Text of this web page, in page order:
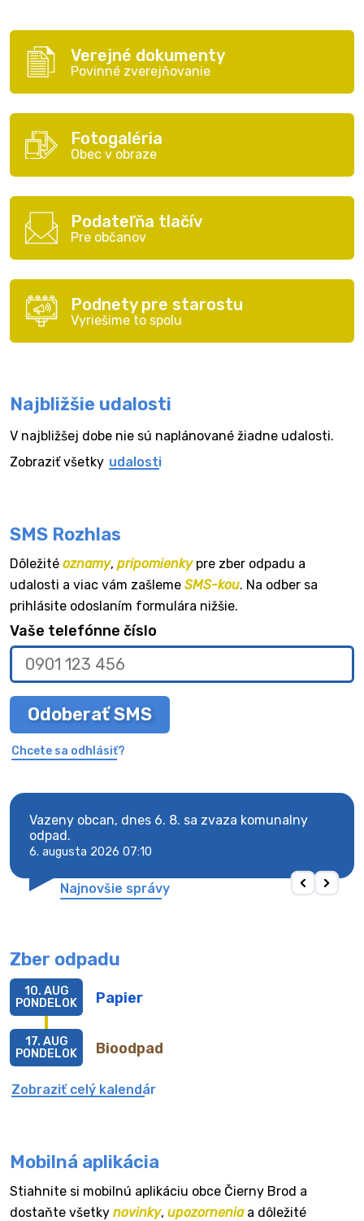
Verejné dokumenty
Povinné zverejňovanie
Fotogaléria
Obec v obraze
Podateľňa tlačív
Pre občanov
Podnety pre starostu
Vyriešime to spolu
Najbližšie udalosti
V najbližšej dobe nie sú naplánované žiadne udalosti.
Zobraziť všetky udalosti
SMS Rozhlas
Dôležité oznamy, pripomienkypre zber odpadu a
udalosti a viac vám zašleme SMS-kou. Na odber sa
prihlásite odoslaním formulára nižšie.
Vaše telefónne číslo
Odoberať SMS
Chcete sa odhlásiť?
Vazeny obcan, dnes 6. 8. sa zvaza komunalny
odpad.
6. augusta 2026 07:10
Najnovšie správy
Zber odpadu
Papier
10. AUG
PONDELOK
Bioodpad
17. AUG
PONDELOK
Zobraziť celý kalendár
Mobilná aplikácia
Stiahnite si mobilnú aplikáciu obce Čierny Brod a
dostaňte všetky novinky, upozorneniaa dôležité